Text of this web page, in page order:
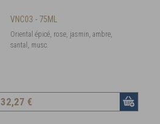
VNC03 - 75ML
Oriental épicé, rose, jasmin, ambre,
santal, musc.
32,27 €